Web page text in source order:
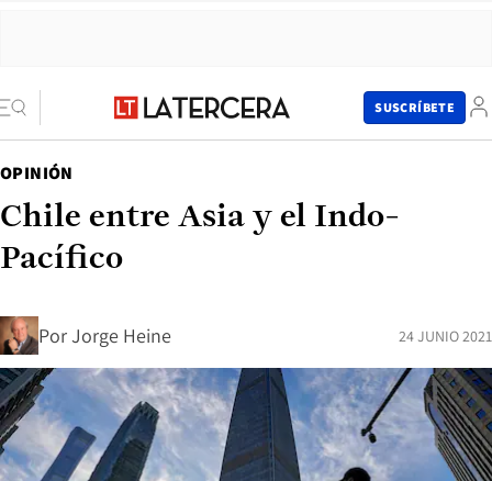
SUSCRÍBETE
OPINIÓN
Chile entre Asia y el Indo-
Pacífico
PorJorge Heine 24 JUNIO 2021